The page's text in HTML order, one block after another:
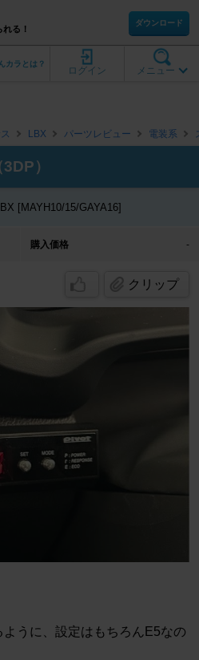
る！
ダウンロード
メニュー
ログイン
カラとは？
LBX パーツレビュー 電装系
）
[MAYH10/15/GAYA16]
購入価格 -
クリップ
うに、設定はもちろんE5なの